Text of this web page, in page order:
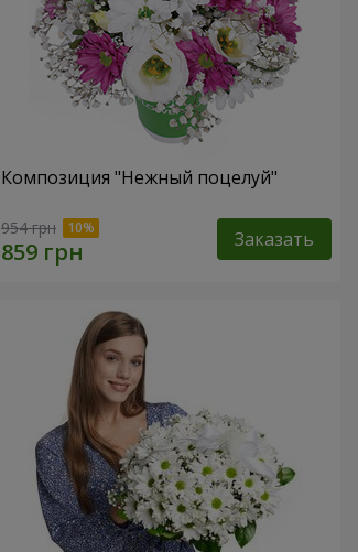
Композиция "Нежный поцелуй"
954 грн Заказать